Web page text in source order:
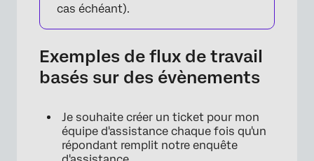
×
cas échéant).
Exemples de flux de travail
basés sur des évènements
Je souhaite créer un ticket pour mon
équipe d'assistance chaque fois qu'un
répondant remplit notre enquête